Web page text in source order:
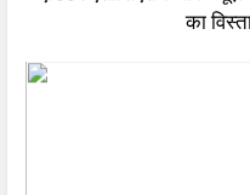
का